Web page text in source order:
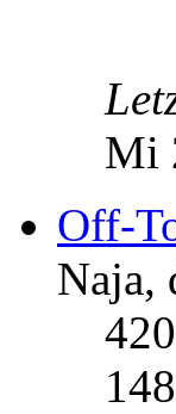
Mi
Off-
Naja,
420